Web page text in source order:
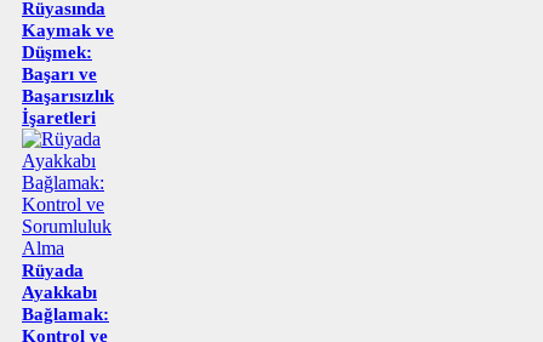
Rüyasında
Kaymak ve
Düşmek:
Başarı ve
Başarısızlık
İşaretleri
Rüyada
Ayakkabı
Bağlamak:
Kontrol ve